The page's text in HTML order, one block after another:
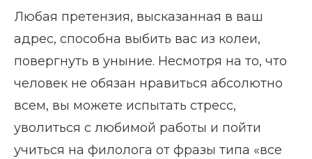
Любая претензия, высказанная в ваш
адрес, способна выбить вас из колеи,
повергнуть в уныние. Несмотря на то, что
человек не обязан нравиться абсолютно
всем, вы можете испытать стресс,
уволиться с любимой работы и пойти
учиться на филолога от фразы типа «все